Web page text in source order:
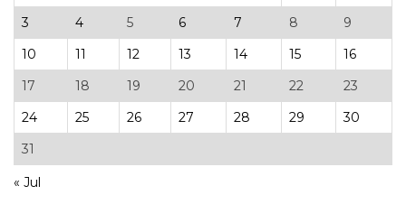
3
4 5 6 7 8
9
10
11 12 13 14 15
16
17
18 19 20 21 22
23
24
25 26 27 28 29
30
31
« Jul